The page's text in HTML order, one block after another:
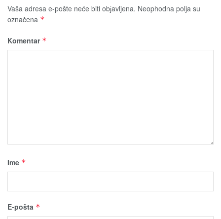
Vaša adresa e-pošte neće biti obјavljena. Neophodna polja su
označena *
Komentar *
Ime *
E-pošta *